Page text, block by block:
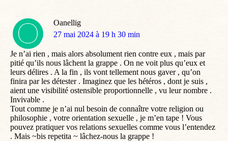
Oanellig
dit
27 mai 2024 à 19 h 30 min
Je n’ai rien , mais alors absolument rien contre eux , mais par
pitié qu’ils nous lâchent la grappe . On ne voit plus qu’eux et
leurs délires . A la fin , ils vont tellement nous gaver , qu’on
finira par les détester . Imaginez que les hétéros , dont je suis ,
aient une visibilité ostensible proportionnelle , vu leur nombre .
Invivable .
Tout comme je n’ai nul besoin de connaître votre religion ou
philosophie , votre orientation sexuelle , je m’en tape ! Vous
pouvez pratiquer vos relations sexuelles comme vous l’entendez
. Mais ~bis repetita ~ lâchez-nous la grappe !